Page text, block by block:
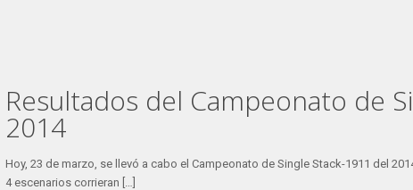
Resultados del Campeonato de
2014
Hoy, 23 de marzo, se llevó a cabo el Campeonato de Single Stack-1911 del
4 escenarios corrieran […]